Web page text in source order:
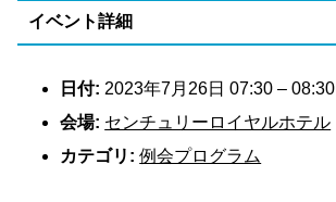
イベント詳細
日付: 2023年7月26日 07:30 –08:30
会場: センチュリーロイヤルホテル
カテゴリ: 例会プログラム